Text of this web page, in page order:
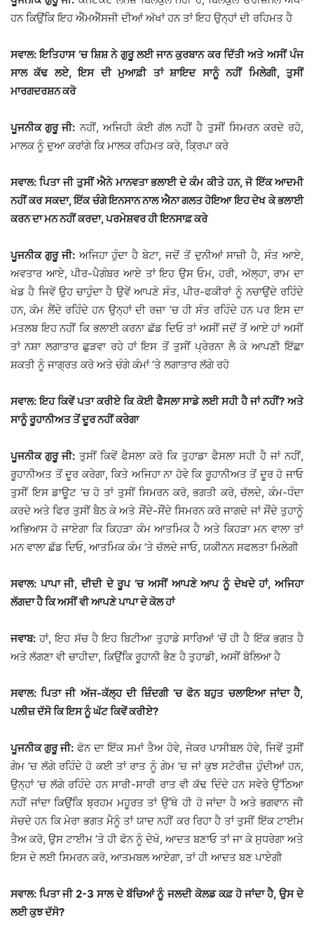
ਹਨ ਕਿਉਂਕਿ ਇਹ ਐੱਮਐੱਸਜੀ ਦੀਆਂ ਅੱਖਾਂ ਹਨ ਤਾਂ ਇਹ ਉਨ੍ਹਾਂ ਦੀ ਰਹਿਮਤ ਹੈ
ਸਵਾਲ: ਇਤਿਹਾਸ ’ਚ ਸ਼ਿਸ਼ ਨੇ ਗੁਰੂ ਲਈ ਜਾਨ ਕੁਰਬਾਨ ਕਰ ਦਿੱਤੀ ਅਤੇ ਅਸੀਂ ਪੰਜ
ਸਾਲ ਕੱਢ ਲਏ, ਇਸ ਦੀ ਮੁਆਫ਼ੀ ਤਾਂ ਸ਼ਾਇਦ ਸਾਨੂੰ ਨਹੀਂ ਮਿਲੇਗੀ, ਤੁਸੀਂ
ਮਾਰਗਦਰਸ਼ਨ ਕਰੋ
ਪੂਜਨੀਕ ਗੁਰੂ ਜੀ: ਨਹੀਂ, ਅਜਿਹੀ ਕੋਈ ਗੱਲ ਨਹੀਂ ਹੈ ਤੁਸੀਂ ਸਿਮਰਨ ਕਰਦੇ ਰਹੋ,
ਮਾਲਕ ਨੂੰ ਦੁਆ ਕਰਾਂਗੇ ਕਿ ਮਾਲਕ ਰਹਿਮਤ ਕਰੇ, ਕ੍ਰਿਪਾ ਕਰੇ
ਸਵਾਲ: ਪਿਤਾ ਜੀ ਤੁਸੀਂ ਐਨੇ ਮਾਨਵਤਾ ਭਲਾਈ ਦੇ ਕੰਮ ਕੀਤੇ ਹਨ, ਜੋ ਇੱਕ ਆਦਮੀ
ਨਹੀਂ ਕਰ ਸਕਦਾ, ਇੱਕ ਚੰਗੇ ਇਨਸਾਨ ਨਾਲ ਐਨਾ ਗਲਤ ਹੋਇਆ ਇਹ ਦੇਖ ਕੇ ਭਲਾਈ
ਕਰਨ ਦਾ ਮਨ ਨਹੀਂ ਕਰਦਾ, ਪਰਮੇਸ਼ਵਰ ਹੀ ਇਨਸਾਫ਼ ਕਰੇ
ਪੂਜਨੀਕ ਗੁਰੂ ਜੀ:ਅਜਿਹਾ ਹੁੰਦਾ ਹੈ ਬੇਟਾ, ਜਦੋਂ ਤੋਂ ਦੁਨੀਆਂ ਸਾਜ਼ੀ ਹੈ, ਸੰਤ ਆਏ,
ਅਵਤਾਰ ਆਏ, ਪੀਰ-ਪੈਗੰਬਰ ਆਏ ਤਾਂ ਇਹ ਉਸ ਓਮ, ਹਰੀ, ਅੱਲ੍ਹਾ, ਰਾਮ ਦਾ
ਖੇਡ ਹੈ ਜਿਵੇਂ ਉਹ ਚਾਹੁੰਦਾ ਹੈ ਉਵੇਂ ਆਪਣੇ ਸੰਤ, ਪੀਰ-ਫਕੀਰਾਂ ਨੂੰ ਨਚਾਉਂਦੇ ਰਹਿੰਦੇ
ਹਨ, ਕੰਮ ਲੈਂਦੇ ਰਹਿੰਦੇ ਹਨ ਉਨ੍ਹਾਂ ਦੀ ਰਜ਼ਾ ’ਚ ਹੀ ਸੰਤ ਰਹਿੰਦੇ ਹਨ ਪਰ ਇਸ ਦਾ
ਮਤਲਬ ਇਹ ਨਹੀਂ ਕਿ ਭਲਾਈ ਕਰਨਾ ਛੱਡ ਦਿਓ ਤਾਂ ਅਸੀਂ ਜਦੋਂ ਤੋਂ ਆਏ ਹਾਂ ਅਸੀਂ
ਤਾਂ ਨਸ਼ਾ ਲਗਾਤਾਰ ਛੁੜਵਾ ਰਹੇ ਹਾਂ ਇਸ ਤੋਂ ਤੁਸੀਂ ਪ੍ਰੇਰਨਾ ਲੈ ਕੇ ਆਪਣੀ ਇੱਛਾ
ਸ਼ਕਤੀ ਨੂੰ ਜਾਗ੍ਰਤ ਕਰੋ ਅਤੇ ਚੰਗੇ ਕੰਮਾਂ ’ਤੇ ਲਗਾਤਾਰ ਲੱਗੇ ਰਹੋ
ਸਵਾਲ: ਇਹ ਕਿਵੇਂ ਪਤਾ ਕਰੀਏ ਕਿ ਕੋਈ ਫੈਸਲਾ ਸਾਡੇ ਲਈ ਸਹੀ ਹੈ ਜਾਂ ਨਹੀਂ? ਅਤੇ
ਸਾਨੂੰ ਰੂਹਾਨੀਅਤ ਤੋਂ ਦੂਰ ਨਹੀਂ ਕਰੇਗਾ
ਪੂਜਨੀਕ ਗੁਰੂ ਜੀ:ਤੁਸੀਂ ਕਿਵੇਂ ਫੈਸਲਾ ਕਰੋ ਕਿ ਤੁਹਾਡਾ ਫੈਸਲਾ ਸਹੀ ਹੈ ਜਾਂ ਨਹੀਂ,
ਰੂਹਾਨੀਅਤ ਤੋਂ ਦੂਰ ਕਰੇਗਾ, ਕਿਤੇ ਅਜਿਹਾ ਨਾ ਹੋਵੇ ਕਿ ਰੂਹਾਨੀਅਤ ਤੋਂ ਦੂਰ ਹੋ ਜਾਓ
ਤੁਸੀਂ ਇਸ ਡਾਊਟ ’ਚ ਹੋ ਤਾਂ ਤੁਸੀਂ ਸਿਮਰਨ ਕਰੋ, ਭਗਤੀ ਕਰੋ, ਚੱਲਦੇ, ਕੰਮ-ਧੰਦਾ
ਕਰਦੇ ਅਤੇ ਫਿਰ ਤੁਸੀਂ ਬੈਠ ਕੇ ਅਤੇ ਸੌਂਦੇ-ਸੌਂਦੇ ਸਿਮਰਨ ਕਰੋ ਜਾਗਦੇ ਜਾਂ ਸੌਂਦੇ ਤੁਹਾਨੂੰ
ਅਭਿਆਸ ਹੋ ਜਾਏਗਾ ਕਿ ਕਿਹੜਾ ਕੰਮ ਆਤਮਿਕ ਹੈ ਅਤੇ ਕਿਹੜਾ ਮਨ ਵਾਲਾ ਤਾਂ
ਮਨ ਵਾਲਾ ਛੱਡ ਦਿਓ, ਆਤਮਿਕ ਕੰਮ ’ਤੇ ਚੱਲਦੇ ਜਾਓ, ਯਕੀਨਨ ਸਫਲਤਾ ਮਿਲੇਗੀ
ਸਵਾਲ: ਪਾਪਾ ਜੀ, ਦੀਦੀ ਦੇ ਰੂਪ ’ਚ ਅਸੀਂ ਆਪਣੇ ਆਪ ਨੂੰ ਦੇਖਦੇ ਹਾਂ, ਅਜਿਹਾ
ਲੱਗਦਾ ਹੈ ਕਿ ਅਸੀਂ ਵੀ ਆਪਣੇ ਪਾਪਾ ਦੇ ਕੋਲ ਹਾਂ
ਜਵਾਬ: ਹਾਂ, ਇਹ ਸੱਚ ਹੈ ਇਹ ਬਿਟੀਆ ਤੁਹਾਡੇ ਸਾਰਿਆਂ ’ਚੋਂ ਹੀ ਹੈ ਇੱਕ ਭਗਤ ਹੈ
ਅਤੇ ਲੱਗਣਾ ਵੀ ਚਾਹੀਦਾ, ਕਿਉਂਕਿ ਰੂਹਾਨੀ ਭੈਣ ਹੈ ਤੁਹਾਡੀ, ਅਸੀਂ ਬੋਲਿਆ ਹੈ
ਸਵਾਲ: ਪਿਤਾ ਜੀ ਅੱਜ-ਕੱਲ੍ਹ ਦੀ ਜ਼ਿੰਦਗੀ ’ਚ ਫੋਨ ਬਹੁਤ ਚਲਾਇਆ ਜਾਂਦਾ ਹੈ,
ਪਲੀਜ਼ ਦੱਸੋ ਕਿ ਇਸ ਨੂੰ ਘੱਟ ਕਿਵੇਂ ਕਰੀਏ?
ਪੂਜਨੀਕ ਗੁਰੂ ਜੀ: ਫੋਨ ਦਾ ਇੱਕ ਸਮਾਂ ਤੈਅ ਹੋਵੇ, ਜੇਕਰ ਪਾਸੀਬਲ ਹੋਵੇ, ਜਿਵੇਂ ਤੁਸੀਂ
ਗੇਮ ’ਚ ਲੱਗੇ ਰਹਿੰਦੇ ਹੋ ਕਈ ਤਾਂ ਰਾਤ ਨੂੰ ਗੇਮ ’ਚ ਜਾਂ ਕੁਝ ਸਟੋਰੀਜ਼ ਹੁੰਦੀਆਂ ਹਨ,
ਉਨ੍ਹਾਂ ’ਚ ਲੱਗੇ ਰਹਿੰਦੇ ਹਨ ਸਾਰੀ-ਸਾਰੀ ਰਾਤ ਵੀ ਕੱਢ ਦਿੰਦੇ ਹਨ ਸਵੇਰੇ ਉੱਠਿਆ
ਨਹੀਂ ਜਾਂਦਾ ਕਿਉਂਕਿ ਬ੍ਰਹਮ ਮਹੂਰਤ ਤਾਂ ਉੱਥੇ ਹੀ ਹੋ ਜਾਂਦਾ ਹੈ ਅਤੇ ਭਗਵਾਨ ਜੀ
ਸੋਚਦੇ ਹਨ ਕਿ ਮੇਰਾ ਭਗਤ ਮੈਨੂੰ ਤਾਂ ਯਾਦ ਨਹੀਂ ਕਰ ਰਿਹਾ ਹੈ ਤਾਂ ਤੁਸੀਂ ਇੱਕ ਟਾਈਮ
ਤੈਅ ਕਰੋ, ਉਸ ਟਾਈਮ ’ਤੇ ਹੀ ਫੋਨ ਨੂੰ ਦੇਖੋ, ਆਦਤ ਬਣਾਓ ਤਾਂ ਜਾ ਕੇ ਸੁਧਰੇਗਾ ਅਤੇ
ਇਸ ਦੇ ਲਈ ਸਿਮਰਨ ਕਰੋ, ਆਤਮਬਲ ਆਏਗਾ, ਤਾਂ ਹੀ ਆਦਤ ਬਣ ਪਾਏਗੀ
ਸਵਾਲ: ਪਿਤਾ ਜੀ 2-3 ਸਾਲ ਦੇ ਬੱਚਿਆਂ ਨੂੰ ਜਲਦੀ ਕੋਲਡ ਕਫ਼ ਹੋ ਜਾਂਦਾ ਹੈ, ਉਸ ਦੇ
ਲਈ ਕੁਝ ਦੱਸੋ?